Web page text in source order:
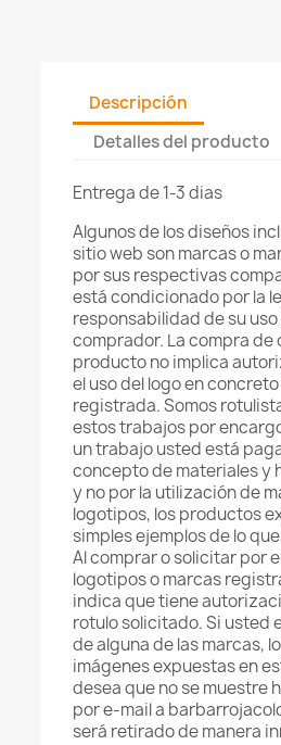
Descripción
Detalles del producto
Entrega de 1-3 dias
Algunos de los diseños
sitio web son marcas o
por sus respectivas
está condicionado por la
responsabilidad de su
comprador. La compra de
producto no implica
el uso del logo en
registrada. Somos
estos trabajos por
un trabajo usted está
concepto de materiales y
y no por la utilización de
logotipos, los productos
simples ejemplos de lo
Al comprar o solicitar por
logotipos o marcas
indica que tiene
rotulo solicitado. Si usted
de alguna de las marcas,
imágenes expuestas en
desea que no se muestre
por e-mail a
será retirado de manera